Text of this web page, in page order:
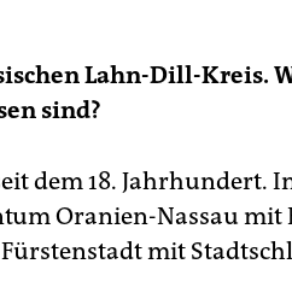
Lahn-Dill-Kreis.
sind?
dem 18. Jahrhundert.
Oranien-Nassau mit
mit